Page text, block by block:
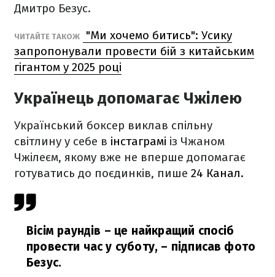
Дмитро Безус.
ЧИТАЙТЕ ТАКОЖ
"Ми хочемо битись": Усику
запропонували провести бій з китайським
гігантом у 2025 році
Українець допомагає Чжілею
Український боксер виклав спільну
світлину у себе в інстаграмі із Чжаном
Чжілеєм, якому вже не вперше допомагає
готуватись до поєдинків, пише 24 Канал.
Вісім раундів – це найкращий спосіб
провести час у суботу, – підписав фото
Безус.